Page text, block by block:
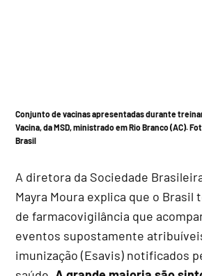
Conjunto de vacinas apresentadas durante
Vacina, da MSD, ministrado em Rio Branco (AC).
Brasil
A diretora da Sociedade
Mayra Moura explica que o Brasil
de farmacovigilância que
eventos supostamente
imunização (Esavis) notificados